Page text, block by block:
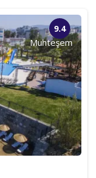
9.4
Muhteşem